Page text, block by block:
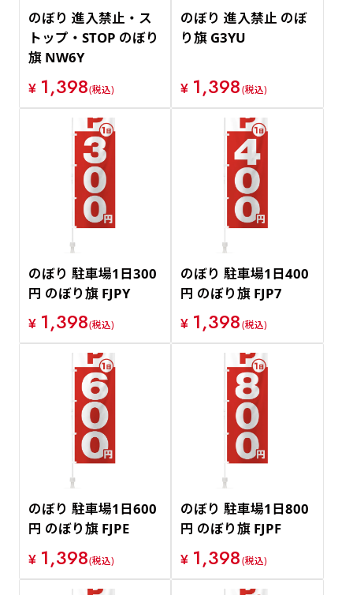
のぼり 進入禁止・ス
トップ・STOP のぼり
旗 NW6Y
¥ 1,398(税込)
のぼり 進入禁止 のぼ
り旗 G3YU
¥ 1,398(税込)
のぼり 駐車場1日300
円 のぼり旗 FJPY
¥ 1,398(税込)
のぼり 駐車場1日400
円 のぼり旗 FJP7
¥ 1,398(税込)
のぼり 駐車場1日600
円 のぼり旗 FJPE
¥ 1,398(税込)
のぼり 駐車場1日800
円 のぼり旗 FJPF
¥ 1,398(税込)